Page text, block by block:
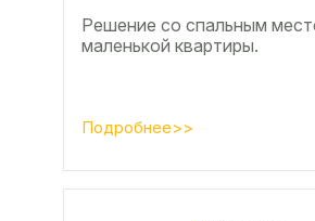
Решение со спальным
маленькой квартиры.
Подробнее>>